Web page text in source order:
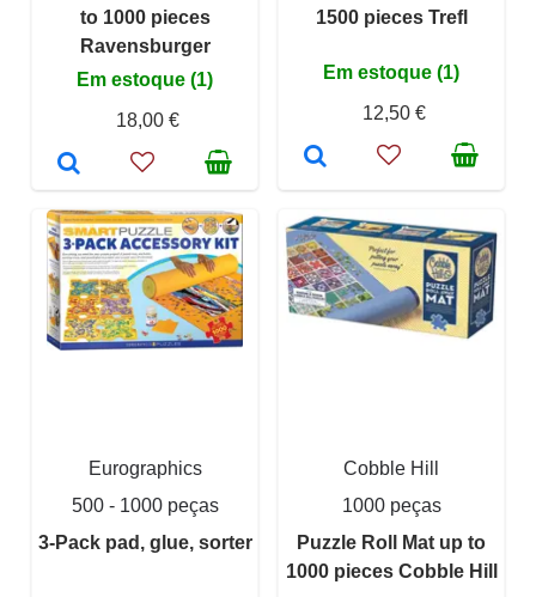
to 1000 pieces
Ravensburger
Em estoque (1)
18,00 €
1500 pieces Trefl
Em estoque (1)
12,50 €
Eurographics
500 - 1000 peças
3-Pack pad, glue, sorter
Cobble Hill
1000 peças
Puzzle Roll Mat up to
1000 pieces Cobble Hill